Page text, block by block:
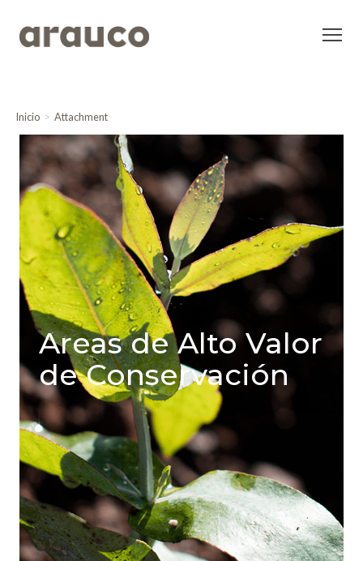
Inicio Attachment
Areas de Alto Valor
de Conservación